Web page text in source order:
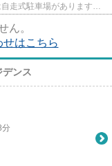
走式駐車場があります。
ん。
はこちら
デンス
分